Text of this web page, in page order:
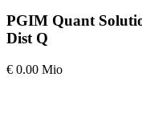
PGIM Quant
Dist Q
€ 0.00 Mio